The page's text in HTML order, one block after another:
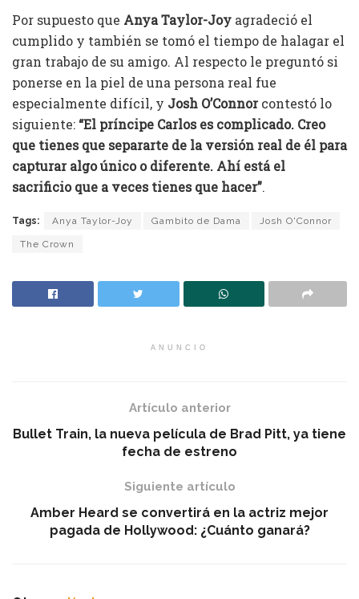
Por supuesto que Anya Taylor-Joy agradeció el
cumplido y también se tomó el tiempo de halagar el
gran trabajo de su amigo. Al respecto le preguntó si
ponerse en la piel de una persona real fue
especialmente difícil, y Josh O’Connorcontestó lo
siguiente: “El príncipe Carlos es complicado. Creo
que tienes que separarte de la versión real de él para
capturar algo único o diferente. Ahí está el
sacrificio que a veces tienes que hacer”.
Tags: Anya Taylor-Joy Gambito de Dama Josh O'Connor
The Crown
ANUNCIO
Artículo anterior
Bullet Train, la nueva película de Brad Pitt, ya tiene
fecha de estreno
Siguiente artículo
Amber Heard se convertirá en la actriz mejor
pagada de Hollywood: ¿Cuánto ganará?